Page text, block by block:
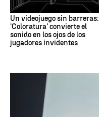
Un videojuego sin barreras:
'Coloratura' convierte el
sonido en los ojos de los
jugadores invidentes